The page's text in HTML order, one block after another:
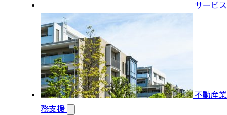
サービス
不動産業
務支援